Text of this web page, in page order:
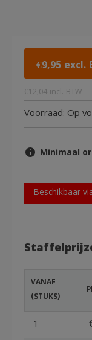
€9,95 excl.
€ 12,04 incl. BTW
Voorraad: Op
Minimaal
Beschikbaar
VANAF
(STUKS)
1